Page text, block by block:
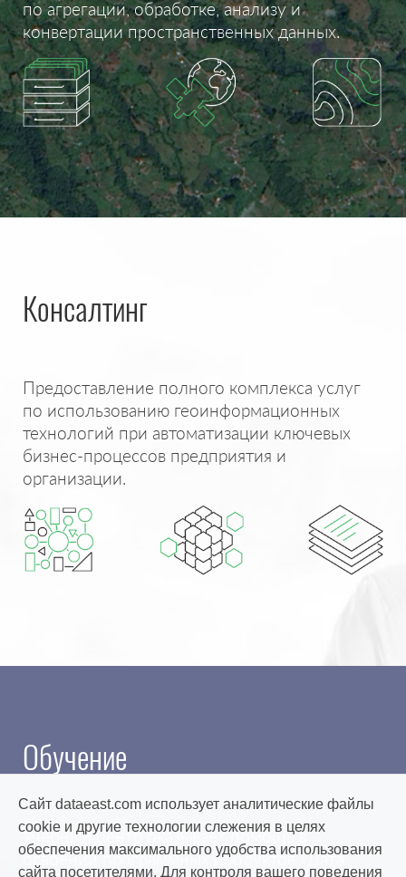
по агрегации, обработке, анализу и
конвертации пространственных данных.
Консалтинг
Предоставление полного комплекса услуг
по использованию геоинформационных
технологий при автоматизации ключевых
бизнес-процессов предприятия и
организации.
Обучение
Учебный центр оказывает помощь в
освоении программных продуктов «Дата
Сайт dataeast.com использует аналитические файлы
cookie и другие технологии слежения в целях
обеспечения максимального удобства использования
сайта посетителями. Для контроля вашего поведения